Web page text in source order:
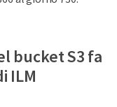
bucket S3 fa
ILM